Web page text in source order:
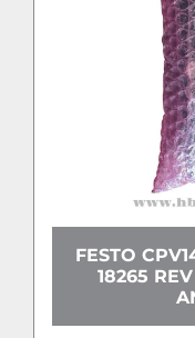
FESTO
18265